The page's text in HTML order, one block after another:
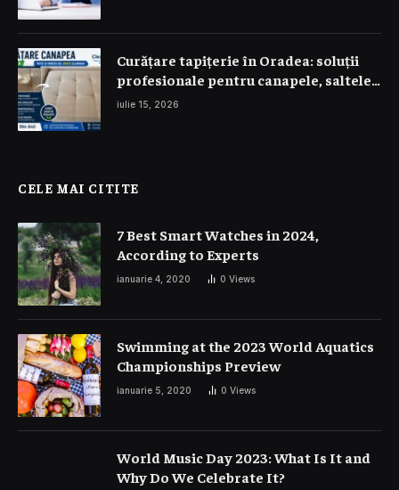
Curățare tapițerie în Oradea: soluții
profesionale pentru canapele, saltele
și interior auto
iulie 15, 2026
CELE MAI CITITE
7 Best Smart Watches in 2024,
According to Experts
ianuarie 4, 2020 0 Views
Swimming at the 2023 World Aquatics
Championships Preview
ianuarie 5, 2020 0 Views
World Music Day 2023: What Is It and
Why Do We Celebrate It?